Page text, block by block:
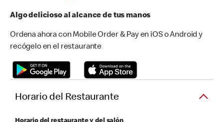
Algo delicioso al alcance de tus manos
Ordena ahora con Mobile Order & Pay en iOS o Android y
recógelo en el restaurante
Horario del Restaurante